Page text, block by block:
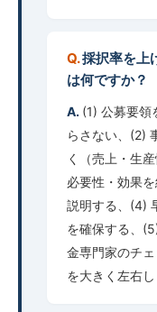
採択率を上
は何ですか？
(1) 公募要領
らさない、(2)
く（売上・生
必要性・効果
説明する、(4)
を確保する、
金専門家のチ
を大きく左右し